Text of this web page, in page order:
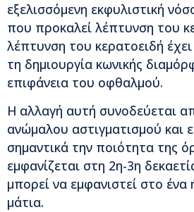
εξελισσόμενη εκφυλιστική
που προκαλεί λέπτυνση του
λέπτυνση του κερατοειδή
τη δημιουργία κωνικής
επιφάνεια του οφθαλμού.
Η αλλαγή αυτή συνοδεύεται
ανώμαλου αστιγματισμού και
σημαντικά την ποιότητα της
εμφανίζεται στη 2η-3η
μπορεί να εμφανιστεί στο ένα
μάτια.